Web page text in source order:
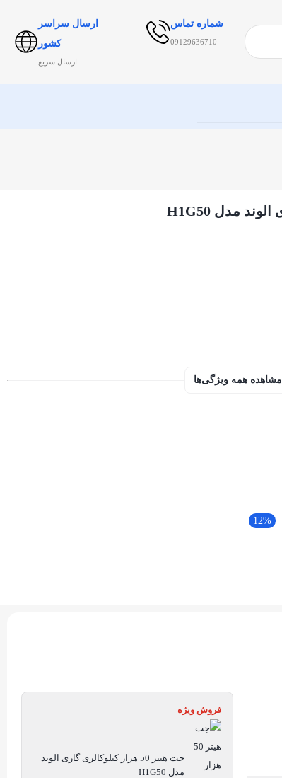
شماره تماس
09129636710
ارسال سراسر
کشور
ارسال سریع
مشاهده همه ویژگی‌ها
12%
فروش ویژه
جت هیتر 50 هزار کیلوکالری گازی الوند
مدل H1G50